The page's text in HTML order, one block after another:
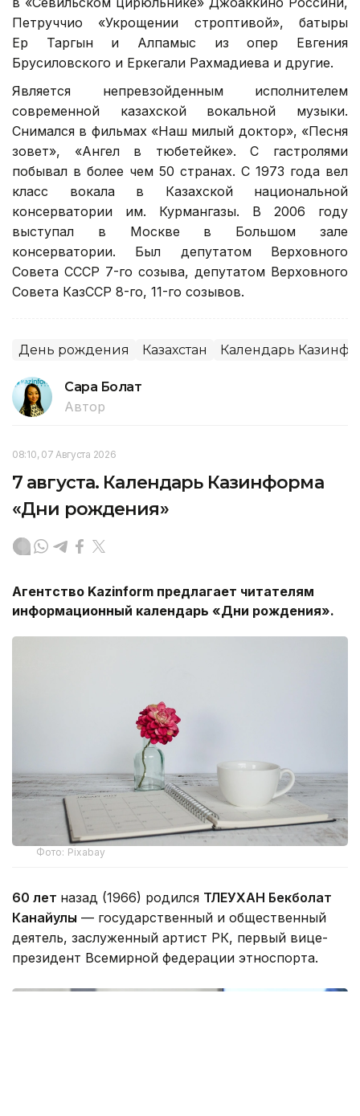
Петруччио «Укрощении строптивой», батыры
Ер Таргын и Алпамыс из опер Евгения
Брусиловского и Еркегали Рахмадиева и другие.
Является непревзойденным исполнителем
современной казахской вокальной музыки.
Снимался в фильмах «Наш милый доктор», «Песня
зовет», «Ангел в тюбетейке». С гастролями
побывал в более чем 50 странах. С 1973 года вел
класс вокала в Казахской национальной
консерватории им. Курмангазы. В 2006 году
выступал в Москве в Большом зале
консерватории. Был депутатом Верховного
Совета СССР 7-го созыва, депутатом Верховного
Совета КазССР 8-го, 11-го созывов.
День рождения Казахстан Календарь
Сара Болат
Автор
08:10, 07 Августа 2026
7 августа. Календарь Казинформа
«Дни рождения»
Агентство Kazinform предлагает читателям
информационный календарь «Дни рождения».
Фото: Pixabay
60 лет назад (1966) родился ТЛЕУХАН Бекболат
Канайулы — государственный и общественный
деятель, заслуженный артист РК, первый вице-
президент Всемирной федерации этноспорта.